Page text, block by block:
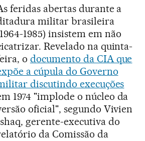
feridas abertas durante a
militar brasileira
1985) insistem em não
Revelado na quinta-
o documento da CIA que
a cúpula do Governo
discutindo execuções
1974 "implode o núcleo da
oficial", segundo Vivien
gerente-executiva do
da Comissão da